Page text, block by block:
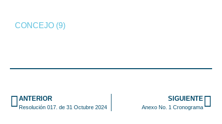
CONCEJO (9)
ANTERIOR
Resolución 017. de 31 Octubre 2024
SIGUIENTE
Anexo No. 1 Cronograma